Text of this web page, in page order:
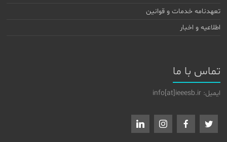
تعهدنامه خدمات و قوانین
اطلاعیه و اخبار
تماس با ما
ایمیل: info[at]ieeesb.ir